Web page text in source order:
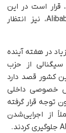
است در این
نشست شرکت کنند. جک ما، بنیان‌گذار Alibaba، نیز انتظار
در هفته آینده
سیگنالی از حزب
کشور قصد دارد
خصوصی داخلی
توجه قرار گرفته
چینی عملاً از اجرایی‌شدن